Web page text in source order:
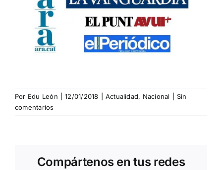
Por Edu León 12/01/2018 Actualidad, Nacional
Sin
comentarios
Compártenos en tus redes